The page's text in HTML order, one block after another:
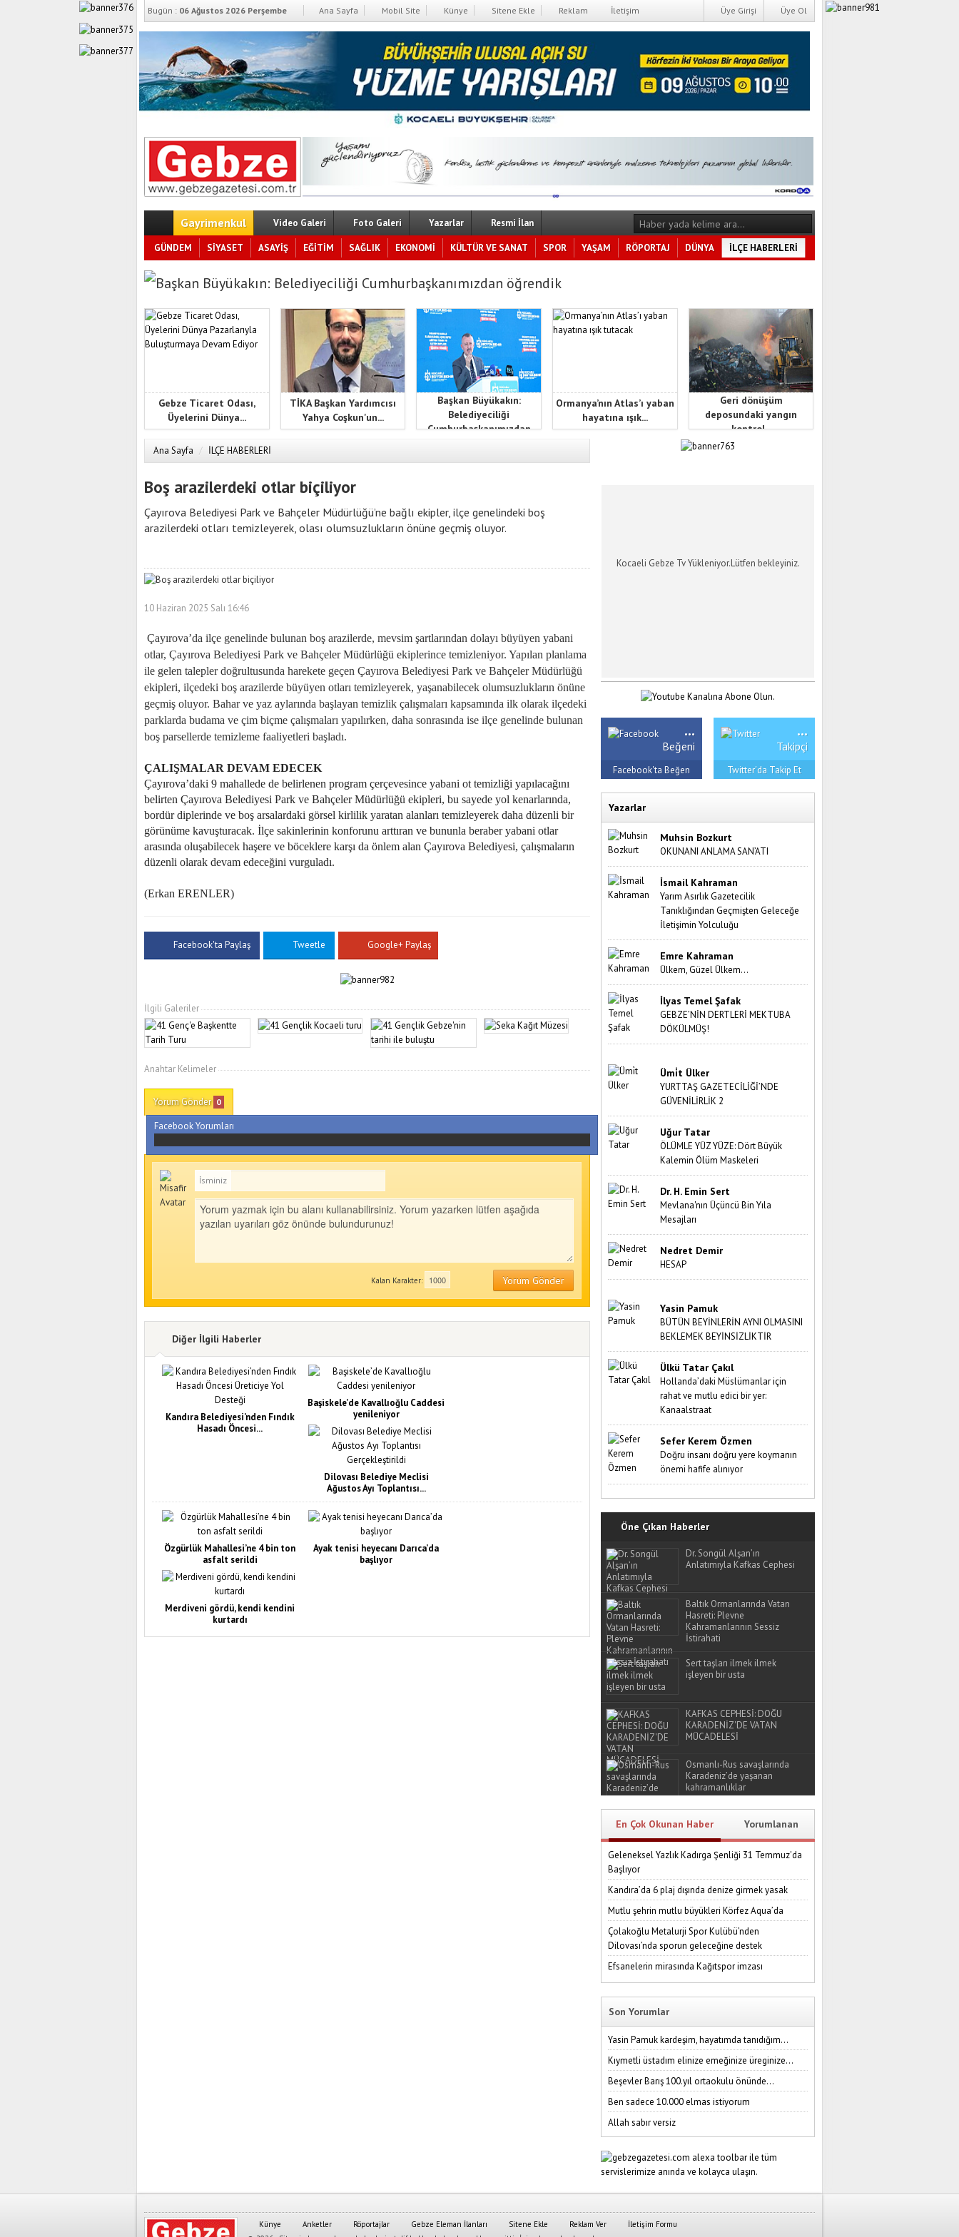
Bugün : 06 Ağustos 2026 Perşembe Ana Sayfa Mobil Site Künye Sitene Ekle Reklam İletişim Üye Ol
Üye Girişi
Gayrimenkul Video Galeri Foto Galeri Yazarlar Resmi İlan
GÜNDEM SİYASET ASAYİŞ EĞİTİM SAĞLIK EKONOMİ KÜLTÜR VE SANAT SPOR YAŞAM RÖPORTAJ DÜNYA
İLÇE HABERLERİ
Başkan Büyükakın: Belediyeciliği Cumhurbaşkanımızdan öğrendik
Gebze Ticaret Odası,
Üyelerini Dünya...
TİKA Başkan Yardımcısı
Yahya Coşkun'un...
Başkan Büyükakın:
Belediyeciliği
Cumhurbaşkanımızdan
Ormanya’nın Atlas’ı yaban
hayatına ışık...
Geri dönüşüm
deposundaki yangın
kontrol...
Ana Sayfa / İLÇE HABERLERİ
Boş arazilerdeki otlar biçiliyor
Çayırova Belediyesi Park ve Bahçeler Müdürlüğü’ne bağlı ekipler, ilçe genelindeki boş
arazilerdeki otları temizleyerek, olası olumsuzlukların önüne geçmiş oluyor.
10 Haziran 2025 Salı 16:46
Çayırova’da ilçe genelinde bulunan boş arazilerde, mevsim şartlarından dolayı büyüyen yabani
otlar, Çayırova Belediyesi Park ve Bahçeler Müdürlüğü ekiplerince temizleniyor. Yapılan planlama
ile gelen talepler doğrultusunda harekete geçen Çayırova Belediyesi Park ve Bahçeler Müdürlüğü
ekipleri, ilçedeki boş arazilerde büyüyen otları temizleyerek, yaşanabilecek olumsuzlukların önüne
geçmiş oluyor. Bahar ve yaz aylarında başlayan temizlik çalışmaları kapsamında ilk olarak ilçedeki
parklarda budama ve çim biçme çalışmaları yapılırken, daha sonrasında ise ilçe genelinde bulunan
boş parsellerde temizleme faaliyetleri başladı.
ÇALIŞMALAR DEVAM EDECEK
Çayırova’daki 9 mahallede de belirlenen program çerçevesince yabani ot temizliği yapılacağını
belirten Çayırova Belediyesi Park ve Bahçeler Müdürlüğü ekipleri, bu sayede yol kenarlarında,
bordür diplerinde ve boş arsalardaki görsel kirlilik yaratan alanları temizleyerek daha düzenli bir
görünüme kavuşturacak. İlçe sakinlerinin konforunu arttıran ve bununla beraber yabani otlar
arasında oluşabilecek haşere ve böceklere karşı da önlem alan Çayırova Belediyesi, çalışmaların
düzenli olarak devam edeceğini vurguladı.
(Erkan ERENLER)
Facebook'ta Paylaş Tweetle Google+ Paylaş
İlgili Galeriler
Anahtar Kelimeler
Yorum Gönder 0
Facebook Yorumları
İsminiz
Yorum Gönder
Kalan Karakter:
Diğer İlgili Haberler
Kandıra Belediyesi’nden Fındık
Hasadı Öncesi...
Başiskele’de Kavallıoğlu Caddesi
yenileniyor
Dilovası Belediye Meclisi
Ağustos Ayı Toplantısı...
Özgürlük Mahallesi’ne 4 bin ton
asfalt serildi
Ayak tenisi heyecanı Darıca’da
başlıyor
Merdiveni gördü, kendi kendini
kurtardı
Kocaeli Gebze Tv Yükleniyor.Lütfen bekleyiniz.
...
Beğeni
Facebook'ta Beğen
...
Takipçi
Twitter'da Takip Et
Yazarlar
Muhsin Bozkurt
OKUNANI ANLAMA SAN’ATI
İsmail Kahraman
Yarım Asırlık Gazetecilik
Tanıklığından Geçmişten Geleceğe
İletişimin Yolculuğu
Emre Kahraman
Ülkem, Güzel Ülkem…
İlyas Temel Şafak
GEBZE’NİN DERTLERİ MEKTUBA
DÖKÜLMÜŞ!
Ümi̇t Ülker
YURTTAŞ GAZETECİLİĞİ’NDE
GÜVENİLİRLİK 2
Uğur Tatar
ÖLÜMLE YÜZ YÜZE: Dört Büyük
Kalemin Ölüm Maskeleri
Dr. H. Emin Sert
Mevlana'nın Üçüncü Bin Yıla
Mesajları
Nedret Demir
HESAP
Yasin Pamuk
BÜTÜN BEYİNLERİN AYNI OLMASINI
BEKLEMEK BEYİNSİZLİKTİR
Ülkü Tatar Çakıl
Hollanda’daki Müslümanlar için
rahat ve mutlu edici bir yer:
Kanaalstraat
Sefer Kerem Özmen
Doğru insanı doğru yere koymanın
önemi hafife alınıyor
Öne Çıkan Haberler
Dr. Songül Alşan’ın
Anlatımıyla Kafkas Cephesi
Baltık Ormanlarında Vatan
Hasreti: Plevne
Kahramanlarının Sessiz
İstirahati
Sert taşları ilmek ilmek
işleyen bir usta
KAFKAS CEPHESİ: DOĞU
KARADENİZ'DE VATAN
MÜCADELESİ
Osmanlı-Rus savaşlarında
Karadeniz’de yaşanan
kahramanlıklar
En Çok Okunan Haber Yorumlanan
Geleneksel Yazlık Kadırga Şenliği 31 Temmuz'da
Başlıyor
Kandıra’da 6 plaj dışında denize girmek yasak
Mutlu şehrin mutlu büyükleri Körfez Aqua’da
Çolakoğlu Metalurji Spor Kulübü’nden
Dilovası’nda sporun geleceğine destek
Efsanelerin mirasında Kağıtspor imzası
Son Yorumlar
Yasin Pamuk kardeşim, hayatımda tanıdığım...
Kıymetli üstadım elinize emeğinize üreginize...
Beşevler Barış 100.yıl ortaokulu önünde...
Ben sadece 10.000 elmas istiyorum
Allah sabır versiz
Künye Anketler Röportajlar Gebze Eleman İlanları Sitene Ekle Reklam Ver
İletişim Formu